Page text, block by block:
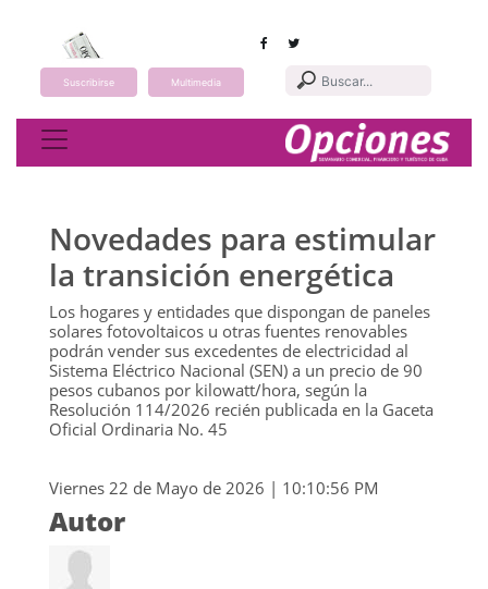
Suscribirse Multimedia
Toggle navigation
Novedades para estimular
la transición energética
Los hogares y entidades que dispongan de paneles
solares fotovoltaicos u otras fuentes renovables
podrán vender sus excedentes de electricidad al
Sistema Eléctrico Nacional (SEN) a un precio de 90
pesos cubanos por kilowatt/hora, según la
Resolución 114/2026 recién publicada en la Gaceta
Oficial Ordinaria No. 45
Viernes 22 de Mayo de 2026 | 10:10:56 PM
Autor